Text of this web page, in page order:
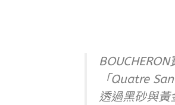
「Quatre
透過黑砂與黃